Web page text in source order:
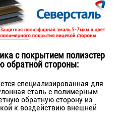
с покрытием полиэстер
обратной стороны:
специализированная для
сталь с полимерным
обратную сторону из
к воздействию внешней